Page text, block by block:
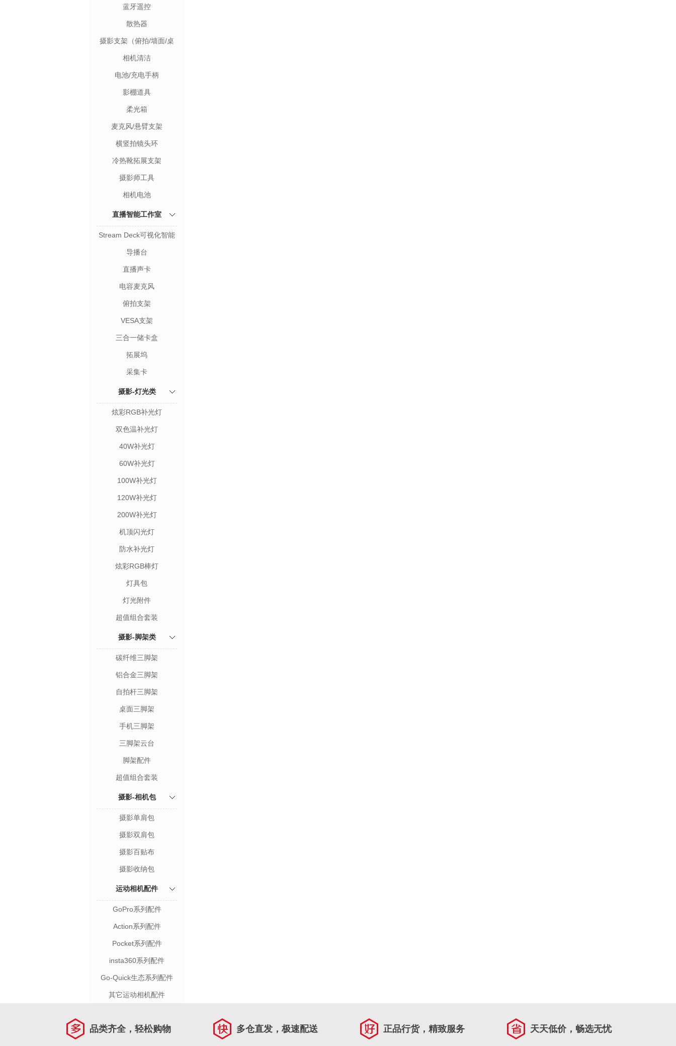
蓝牙遥控
散热器
摄影支架（俯拍/墙面/桌
面）
相机清洁
电池/充电手柄
影棚道具
柔光箱
麦克风/悬臂支架
横竖拍镜头环
冷热靴拓展支架
摄影师工具
相机电池
直播智能工作室
Stream Deck可视化智能
键盘
导播台
直播声卡
电容麦克风
俯拍支架
VESA支架
三合一储卡盒
拓展坞
采集卡
摄影-灯光类
炫彩RGB补光灯
双色温补光灯
40W补光灯
60W补光灯
100W补光灯
120W补光灯
200W补光灯
机顶闪光灯
防水补光灯
炫彩RGB棒灯
灯具包
灯光附件
超值组合套装
摄影-脚架类
碳纤维三脚架
铝合金三脚架
自拍杆三脚架
桌面三脚架
手机三脚架
三脚架云台
脚架配件
超值组合套装
摄影-相机包
摄影单肩包
摄影双肩包
摄影百贴布
摄影收纳包
运动相机配件
GoPro系列配件
Action系列配件
Pocket系列配件
insta360系列配件
Go-Quick生态系列配件
其它运动相机配件
品类齐全，轻松购物 多仓直发，极速配送 正品行货，精致服务 天天低价，畅选无忧